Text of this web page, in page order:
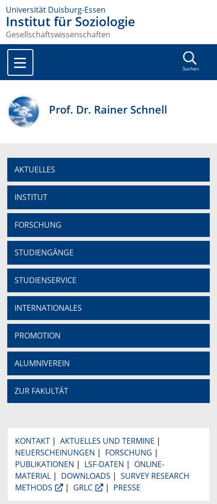
Universität Duisburg-Essen
Institut für Soziologie
Gesellschaftswissenschaften
Suchen
Prof. Dr. Rainer Schnell
AKTUELLES
INSTITUT
FORSCHUNG
STUDIENGÄNGE
STUDIENSERVICE
INTERNATIONALES
PROMOTION
ALUMNIVEREIN
ZUR FAKULTÄT
KONTAKT | AKTUELLES UND TERMINE |
NEUERSCHEINUNGEN | FORSCHUNG |
PUBLIKATIONEN | LSF-DATEN | ONLINE-
MATERIAL | DOWNLOADS | SURVEY RESEARCH
METHODS
| GRLC | PRESSE